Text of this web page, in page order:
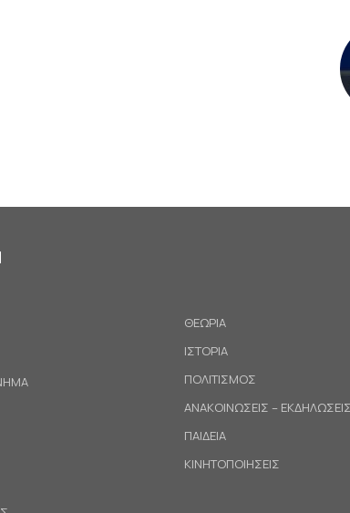
ΘΕΩΡΙΑ
ΙΣΤΟΡΙΑ
ΠΟΛΙΤΙΣΜΟΣ
ΑΝΑΚΟΙΝΩΣΕΙΣ – ΕΚΔΗΛΩΣΕΙΣ
ΠΑΙΔΕΙΑ
ΚΙΝΗΤΟΠΟΙΗΣΕΙΣ